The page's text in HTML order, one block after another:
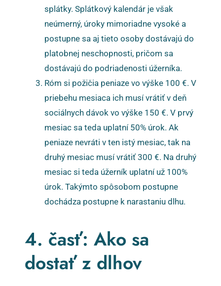
splátky. Splátkový kalendár je však
neúmerný, úroky mimoriadne vysoké a
postupne sa aj tieto osoby dostávajú do
platobnej neschopnosti, pričom sa
dostávajú do podriadenosti úžerníka.
Róm si požičia peniaze vo výške 100 €. V
priebehu mesiaca ich musí vrátiť v deň
sociálnych dávok vo výške 150 €. V prvý
mesiac sa teda uplatní 50% úrok. Ak
peniaze nevráti v ten istý mesiac, tak na
druhý mesiac musí vrátiť 300 €. Na druhý
mesiac si teda úžerník uplatní už 100%
úrok. Takýmto spôsobom postupne
dochádza postupne k narastaniu dlhu.
4. časť: Ako sa
dostať z dlhov